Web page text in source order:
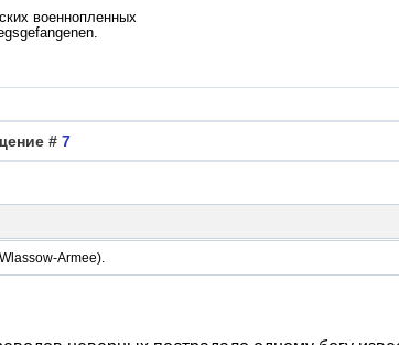
военнопленных
# 7
Armee).